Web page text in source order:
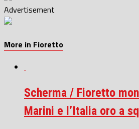
Advertisement
More in Fioretto
Scherma / Fioretto
Marini e l’Italia oro a